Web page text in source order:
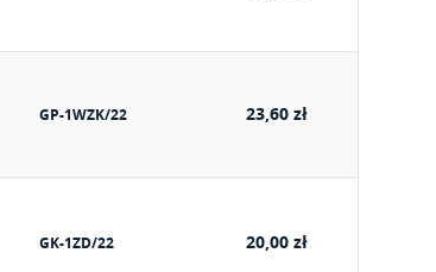
GP-1WZK/22 23,60 zł
GK-1ZD/22 20,00 zł